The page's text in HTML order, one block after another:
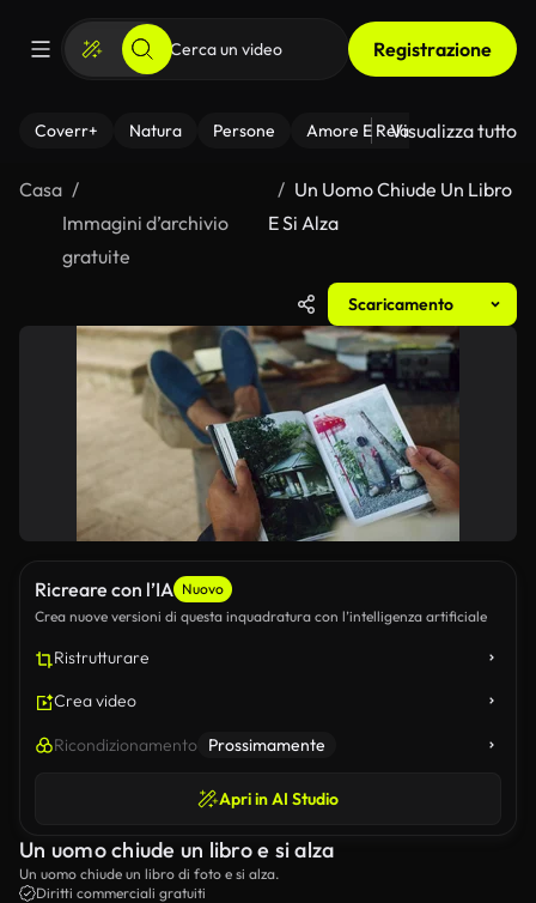
Registrazione
Coverr+ Natura Persone Amore E Relazioni Il
Visualizza tutto
Casa
Immagini d’archivio
gratuite
Un Uomo Chiude Un Libro
E Si Alza
Scaricamento
Ricreare con l’IA Nuovo
Crea nuove versioni di questa inquadratura con l’intelligenza artificiale
Ristrutturare
Crea video
Ricondizionamento Prossimamente
Apri in AI Studio
Un uomo chiude un libro e si alza
Un uomo chiude un libro di foto e si alza.
Diritti commerciali gratuiti